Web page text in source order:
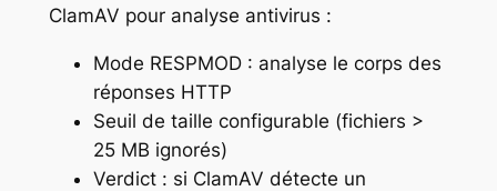
ClamAV pour analyse antivirus :
Mode RESPMOD : analyse le corps des
réponses HTTP
Seuil de taille configurable (fichiers >
25 MB ignorés)
Verdict : si ClamAV détecte un